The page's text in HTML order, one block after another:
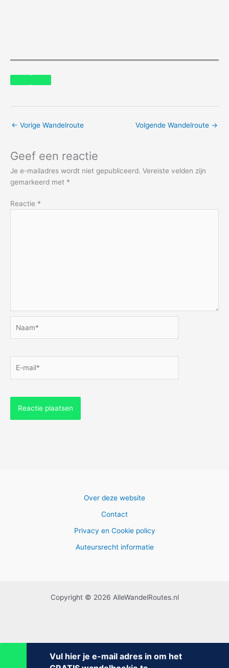
← Vorige Wandelroute Volgende Wandelroute →
Geef een reactie
Je e-mailadres wordt niet gepubliceerd. Vereiste velden zijn
gemarkeerd met *
Reactie *
mail*
Over deze website
Contact
Privacy en Cookie policy
Auteursrecht informatie
Copyright © 2026 AlleWandelRoutes.nl
Vul hier je e-mail adres in om het